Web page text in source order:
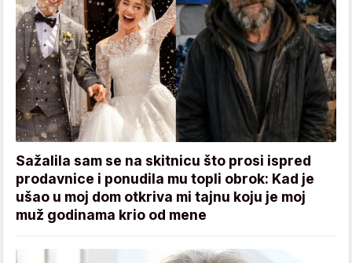
Sažalila sam se na skitnicu što prosi ispred
prodavnice i ponudila mu topli obrok: Kad je
ušao u moj dom otkriva mi tajnu koju je moj
muž godinama krio od mene